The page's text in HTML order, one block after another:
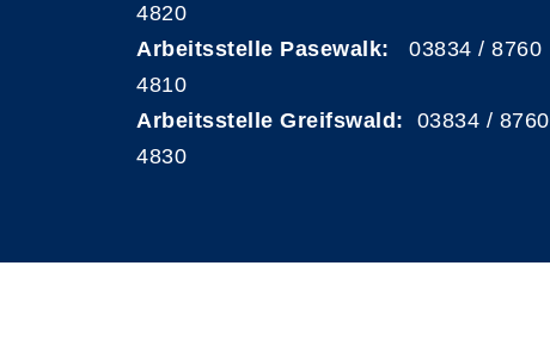
4820
Arbeitsstelle Pasewalk: 03834 / 8760
4810
Arbeitsstelle Greifswald: 03834 / 8760
4830